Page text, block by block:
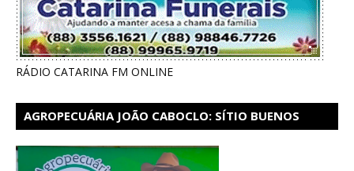
RÁDIO CATARINA FM ONLINE
AGROPECUÁRIA JOÃO CABOCLO: SÍTIO BUENOS